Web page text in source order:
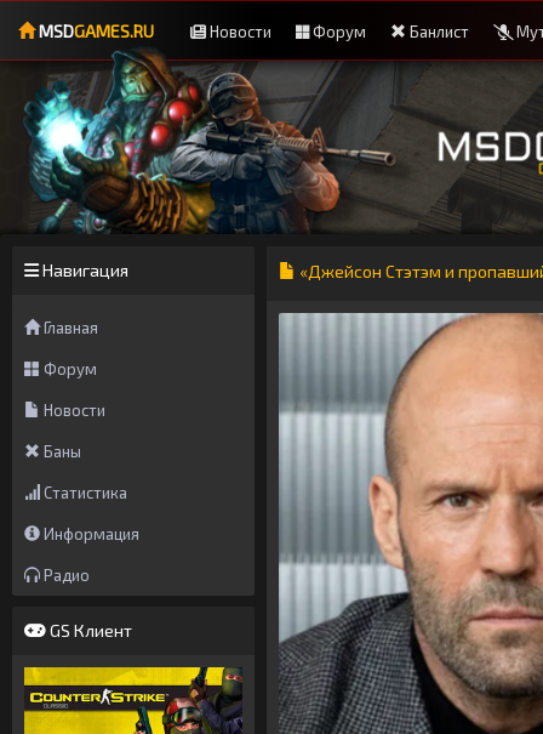
MSDGAMES.RU Новости Форум Банлист
Навигация
Главная
Форум
Новости
Баны
Статистика
Информация
Радио
GS Клиент
«Джейсон Стэтэм и